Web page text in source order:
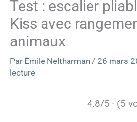
Test : escalier
Kiss avec
animaux
Par Émile Neltharman / 26 mars
lecture
4.8/5 - (5